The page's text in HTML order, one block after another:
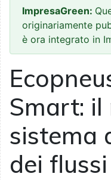
ImpresaGreen:
originariamente
è ora integrato in
Smart: il
sistema
dei